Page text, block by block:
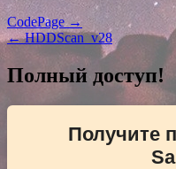
Навигация
по
записям
CodePage →
← HDDScan_v28
Полный доступ!
Получите